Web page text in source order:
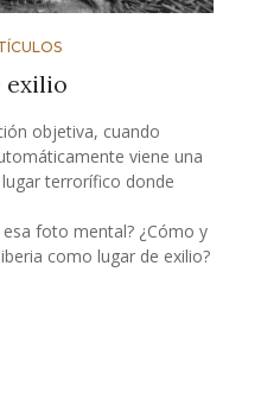
exilio
objetiva, cuando
viene una
terrorífico donde
foto mental? ¿Cómo y
como lugar de exilio?